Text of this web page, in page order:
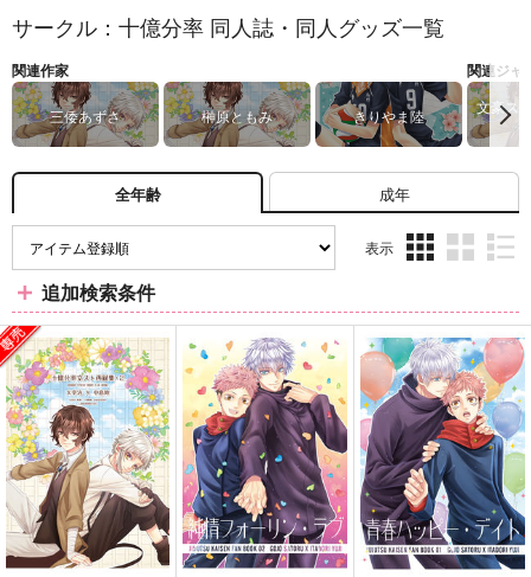
サークル：十億分率 同人誌・同人グッズ一覧
関連作家
三倭あずさ 榊原ともみ きりやま陸
関連ジャ
文豪ス
全年齢 成年
表示
ム
表
示
ム
表
示
ム
表
示
追加検索条件